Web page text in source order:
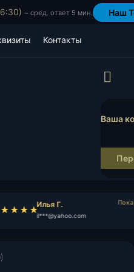
~ сред. ответ 5 мин. Наш
Контакты
Ваша
Илья Г.
il***@yahoo.com